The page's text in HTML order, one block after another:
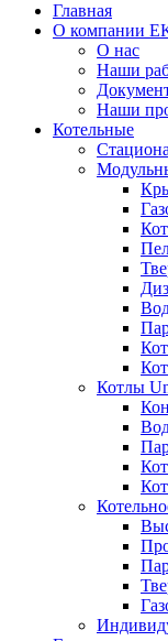
Главная
О компании
О нас
Наши
Наши
Котельные
Котлы